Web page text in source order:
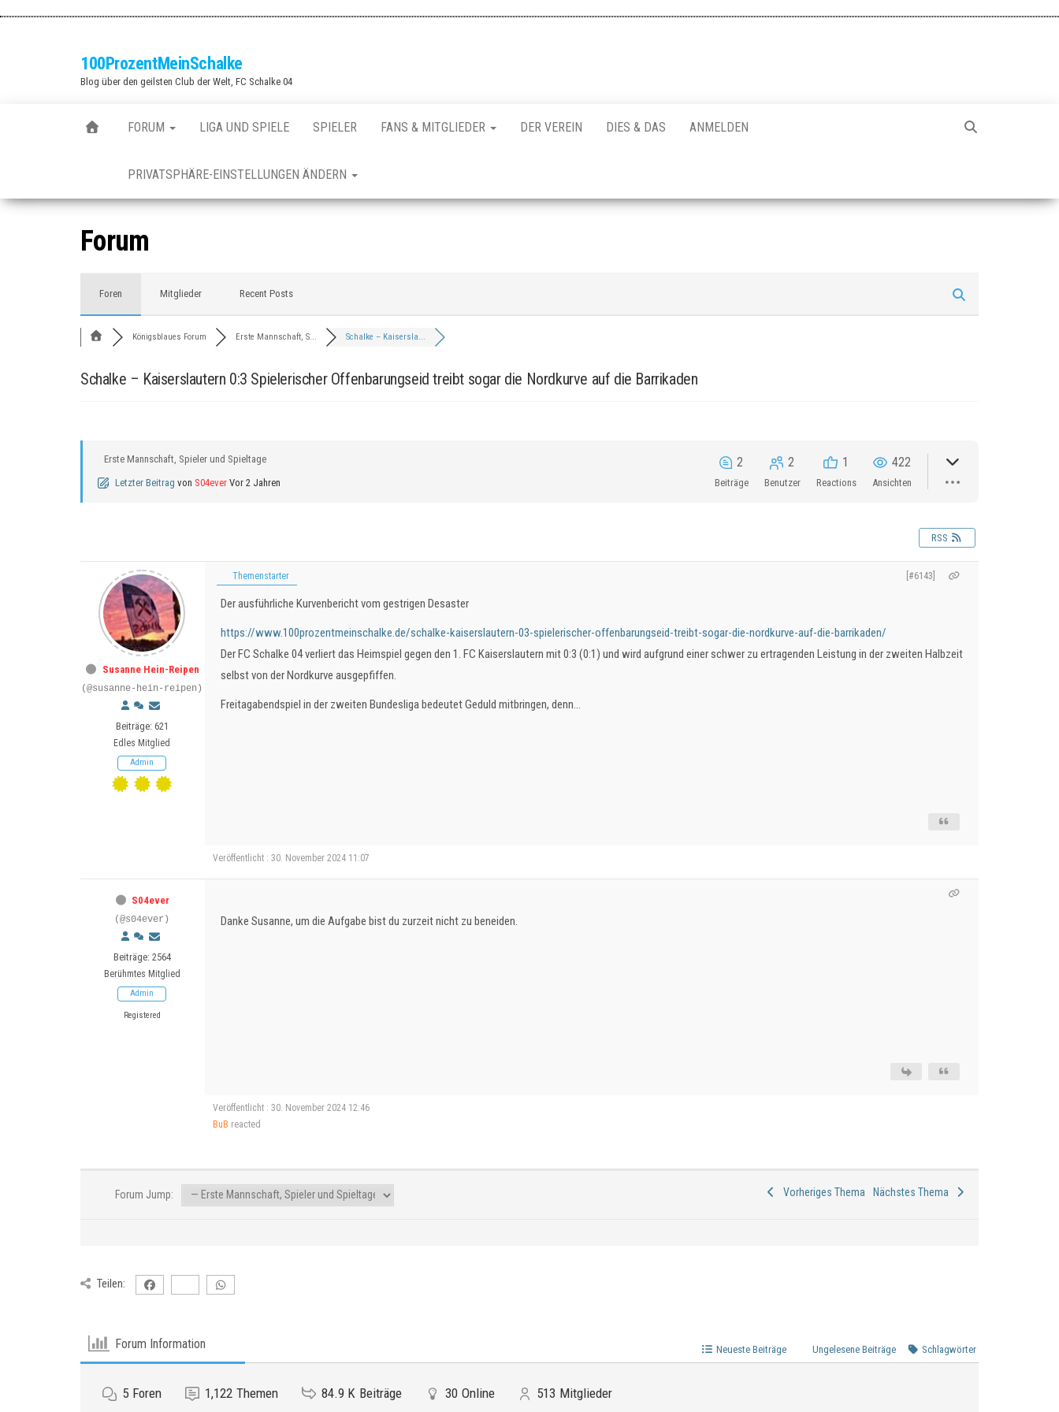
100ProzentMeinSchalke
Blog über den geilsten Club der Welt, FC Schalke 04
FORUM LIGA UND SPIELE SPIELER FANS & MITGLIEDER DER VEREIN DIES & DAS ANMELDEN
PRIVATSPHÄRE-EINSTELLUNGEN ÄNDERN
Forum
Foren Mitglieder Recent Posts
Königsblaues Forum Erste Mannschaft, S... Schalke – Kaisersla...
Schalke – Kaiserslautern 0:3 Spielerischer Offenbarungseid treibt sogar die Nordkurve auf die Barrikaden
Erste Mannschaft, Spieler und Spieltage
Letzter Beitrag von S04ever Vor 2 Jahren
2
Beiträge
2
Benutzer
1
Reactions
422
Ansichten
RSS
Susanne Hein-Reipen
(@susanne-hein-reipen)
Beiträge: 621
Edles Mitglied
Admin
Themenstarter [#6143]
Der ausführliche Kurvenbericht vom gestrigen Desaster
https://www.100prozentmeinschalke.de/schalke-kaiserslautern-03-spielerischer-offenbarungseid-treibt-sogar-die-nordkurve-auf-die-barrikaden/
Der FC Schalke 04 verliert das Heimspiel gegen den 1. FC Kaiserslautern mit 0:3 (0:1) und wird aufgrund einer schwer zu ertragenden Leistung in der zweiten Halbzeit
selbst von der Nordkurve ausgepfiffen.
Freitagabendspiel in der zweiten Bundesliga bedeutet Geduld mitbringen, denn...
Veröffentlicht : 30. November 2024 11:07
S04ever
(@s04ever)
Beiträge: 2564
Berühmtes Mitglied
Admin
Registered
Danke Susanne, um die Aufgabe bist du zurzeit nicht zu beneiden.
Veröffentlicht : 30. November 2024 12:46
BuB reacted
Forum Jump: Vorheriges Thema Nächstes Thema
Teilen:
Forum Information Neueste Beiträge Ungelesene Beiträge Schlagwörter
5 Foren 1,122 Themen 84.9 K Beiträge 30 Online 513 Mitglieder